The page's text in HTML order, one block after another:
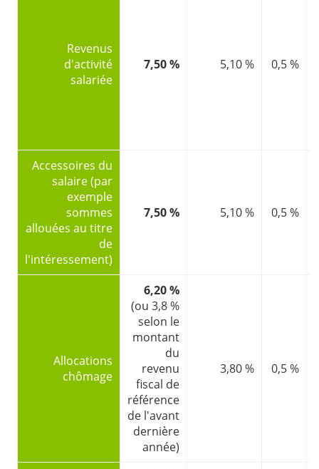
Revenus
d'activité
salariée
7,50 % 5,10 % 0,5 %
Accessoires du
salaire (par
exemple
sommes
allouées au titre
de
l'intéressement)
7,50 % 5,10 % 0,5 %
Allocations
chômage
6,20 %
(ou 3,8 %
selon le
montant
du
revenu
fiscal de
référence
de l'avant
dernière
année)
3,80 % 0,5 %